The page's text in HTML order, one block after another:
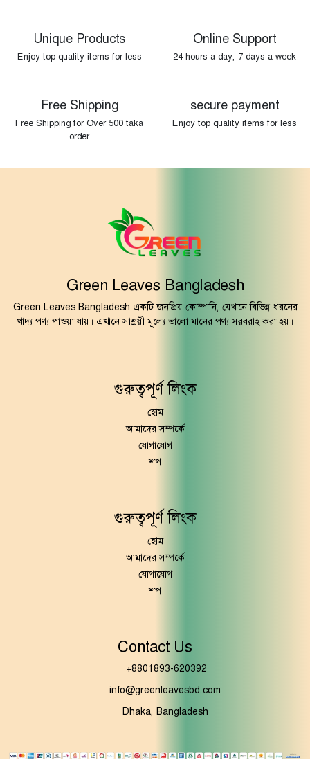
Unique Products
Enjoy top quality items for less
Online Support
24 hours a day, 7 days a week
Free Shipping
Free Shipping for Over 500 taka
order
secure payment
Enjoy top quality items for less
Green Leaves Bangladesh
Green Leaves Bangladesh একটি জনপ্রিয় কোম্পানি, যেখানে বিভিন্ন ধরনের
খাদ্য পণ্য পাওয়া যায়। এখানে সাশ্রয়ী মূল্যে ভালো মানের পণ্য সরবরাহ করা হয়।
গুরুত্বপূর্ণ লিংক
হোম
আমাদের সম্পর্কে
যোগাযোগ
শপ
গুরুত্বপূর্ণ লিংক
হোম
আমাদের সম্পর্কে
যোগাযোগ
শপ
Contact Us
+8801893-620392
info@greenleavesbd.com
Dhaka, Bangladesh